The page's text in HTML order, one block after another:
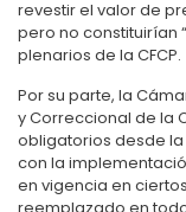
revestir el valor de
pero no constituirían
plenarios de la CFCP.
Por su parte, la
y Correccional de la
obligatorios desde la
con la
en vigencia en
reemplazado en